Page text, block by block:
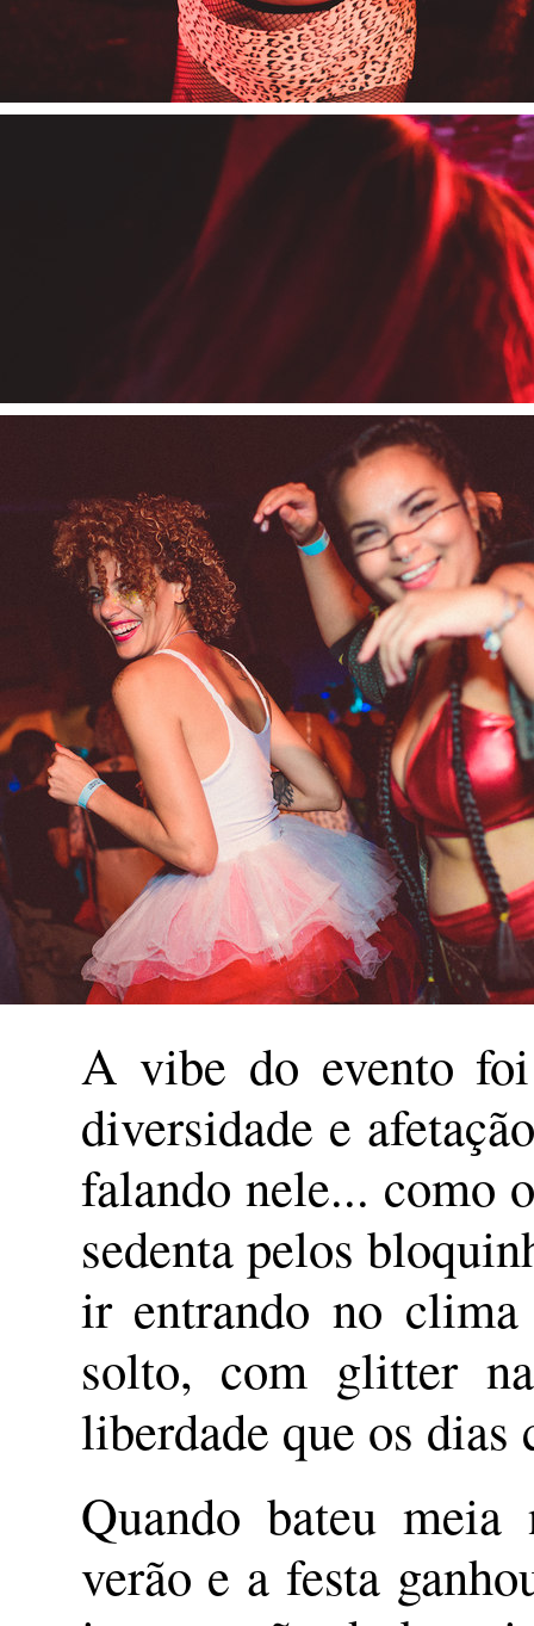
A vibe do evento
diversidade e
falando nele... como
sedenta pelos
ir entrando no
solto, com glitter
liberdade que os dias
Quando bateu
verão e a festa